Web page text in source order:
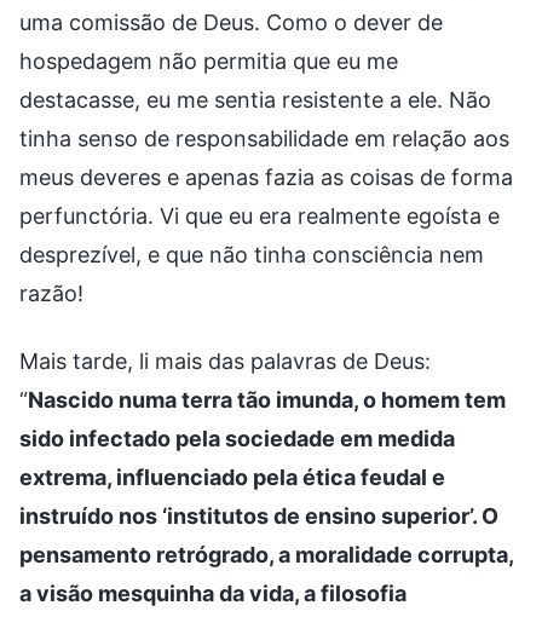
uma comissão de Deus. Como o dever de
hospedagem não permitia que eu me
destacasse, eu me sentia resistente a ele. Não
tinha senso de responsabilidade em relação aos
meus deveres e apenas fazia as coisas de forma
perfunctória. Vi que eu era realmente egoísta e
desprezível, e que não tinha consciência nem
razão!
Mais tarde, li mais das palavras de Deus:
“Nascido numa terra tão imunda, o homem tem
sido infectado pela sociedade em medida
extrema, influenciado pela ética feudal e
instruído nos ‘institutos de ensino superior’. O
pensamento retrógrado, a moralidade corrupta,
a visão mesquinha da vida, a filosofia